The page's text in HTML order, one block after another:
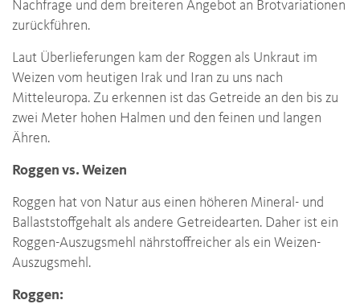
Nachfrage und dem breiteren Angebot an Brotvariationen
zurückführen.
Laut Überlieferungen kam der Roggen als Unkraut im
Weizen vom heutigen Irak und Iran zu uns nach
Mitteleuropa. Zu erkennen ist das Getreide an den bis zu
zwei Meter hohen Halmen und den feinen und langen
Ähren.
Roggen vs. Weizen
Roggen hat von Natur aus einen höheren Mineral- und
Ballaststoffgehalt als andere Getreidearten. Daher ist ein
Roggen-Auszugsmehl nährstoffreicher als ein Weizen-
Auszugsmehl.
Roggen: